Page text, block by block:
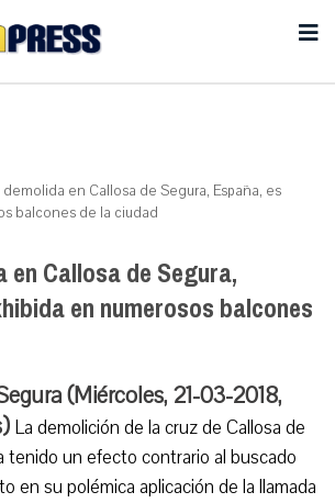
demolida en Callosa de Segura, España, es
balcones de la ciudad
en Callosa de Segura,
en numerosos balcones
(Miércoles, 21-03-2018,
La demolición de la cruz de Callosa de
tenido un efecto contrario al buscado
en su polémica aplicación de la llamada